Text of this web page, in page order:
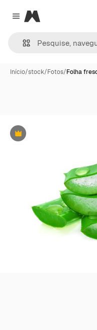
Close menu
Magnific
Início/stock/Fotos/Folha
Premium